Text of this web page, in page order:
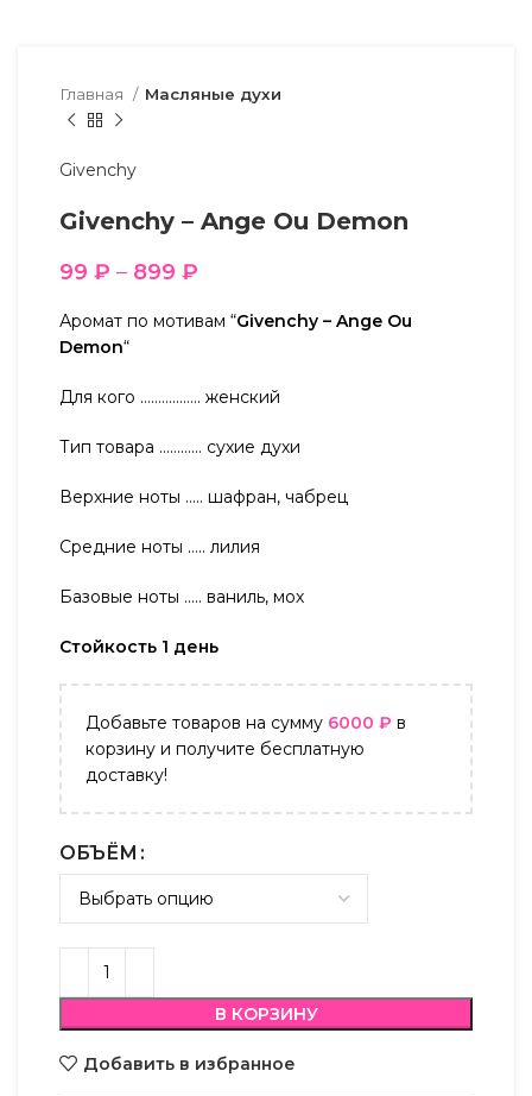
Главная Масляные духи
Givenchy
Givenchy – Ange Ou Demon
99 ₽ – 899 ₽
Аромат по мотивам “Givenchy – Ange Ou
Demon“
Для кого …………….. женский
Тип товара ………… сухие духи
Верхние ноты ….. шафран, чабрец
Средние ноты ….. лилия
Базовые ноты ….. ваниль, мох
Стойкость 1 день
Добавьте товаров на сумму 6000 ₽ в
корзину и получите бесплатную
доставку!
ОБЪЁМ
В КОРЗИНУ
Добавить в избранное